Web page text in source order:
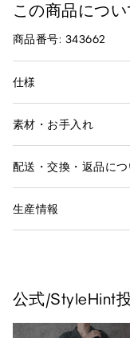
この商品につい
商品番号: 343662
仕様
素材・お手入れ
配送・交換・返品につ
生産情報
公式/StyleHint